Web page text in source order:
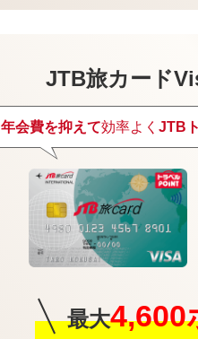
JTB旅カード
年会費を抑えて効率よくJTB
最大4,600